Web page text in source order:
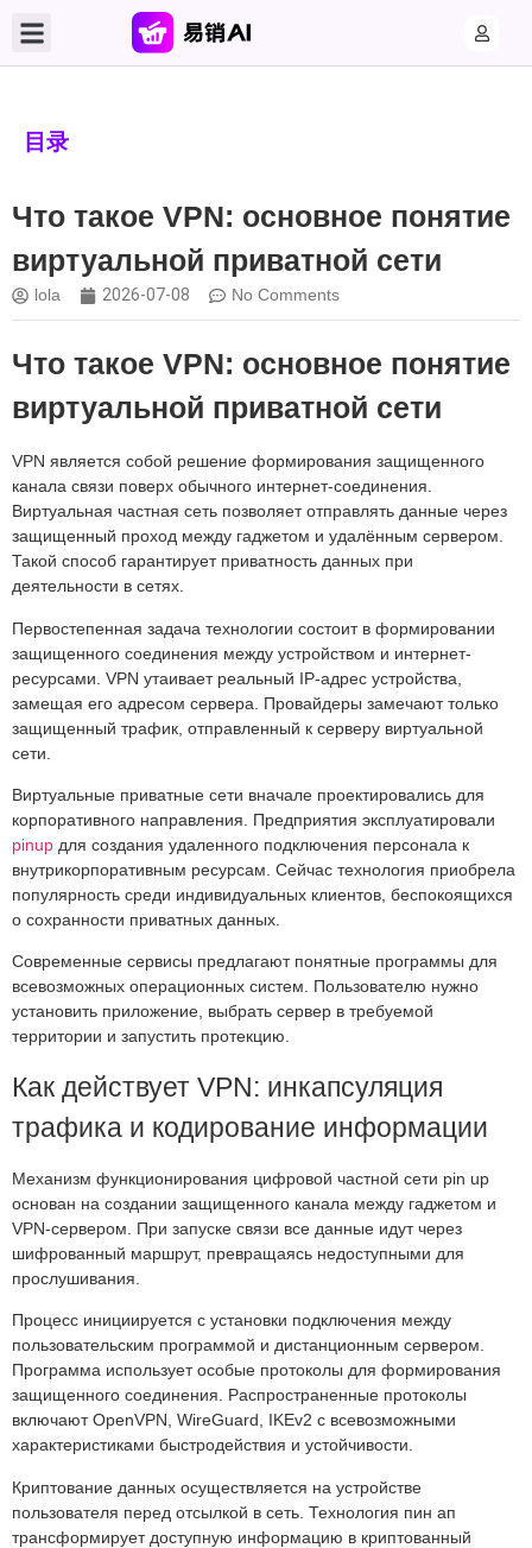
目录
Что такое VPN: основное понятие
виртуальной приватной сети
lola 2026-07-08 No Comments
Что такое VPN: основное понятие
виртуальной приватной сети
VPN является собой решение формирования защищенного
канала связи поверх обычного интернет-соединения.
Виртуальная частная сеть позволяет отправлять данные через
защищенный проход между гаджетом и удалённым сервером.
Такой способ гарантирует приватность данных при
деятельности в сетях.
Первостепенная задача технологии состоит в формировании
защищенного соединения между устройством и интернет-
ресурсами. VPN утаивает реальный IP-адрес устройства,
замещая его адресом сервера. Провайдеры замечают только
защищенный трафик, отправленный к серверу виртуальной
сети.
Виртуальные приватные сети вначале проектировались для
корпоративного направления. Предприятия эксплуатировали
pinup для создания удаленного подключения персонала к
внутрикорпоративным ресурсам. Сейчас технология приобрела
популярность среди индивидуальных клиентов, беспокоящихся
о сохранности приватных данных.
Современные сервисы предлагают понятные программы для
всевозможных операционных систем. Пользователю нужно
установить приложение, выбрать сервер в требуемой
территории и запустить протекцию.
Как действует VPN: инкапсуляция
трафика и кодирование информации
Механизм функционирования цифровой частной сети pin up
основан на создании защищенного канала между гаджетом и
VPN-сервером. При запуске связи все данные идут через
шифрованный маршрут, превращаясь недоступными для
прослушивания.
Процесс инициируется с установки подключения между
пользовательским программой и дистанционным сервером.
Программа использует особые протоколы для формирования
защищенного соединения. Распространенные протоколы
включают OpenVPN, WireGuard, IKEv2 с всевозможными
характеристиками быстродействия и устойчивости.
Криптование данных осуществляется на устройстве
пользователя перед отсылкой в сеть. Технология пин ап
трансформирует доступную информацию в криптованный